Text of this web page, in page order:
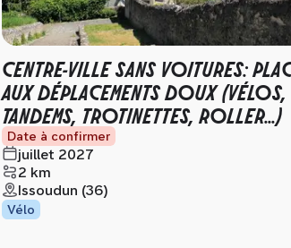
CENTRE-VILLE SANS VOITURES:
AUX DÉPLACEMENTS DOUX (VÉLOS,
TANDEMS, TROTINETTES, ROLLER...)
Date à confirmer
juillet 2027
2 km
Issoudun (36)
Vélo